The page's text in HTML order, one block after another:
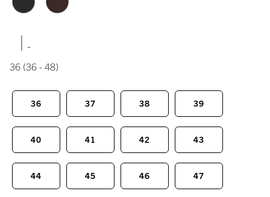
|
36 (36 - 48)
36 37 38 39
40 41 42 43
44 45 46 47